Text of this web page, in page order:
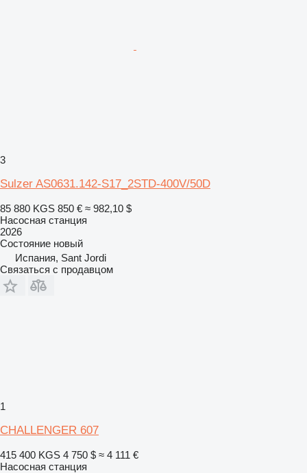
3
Sulzer AS0631.142-S17_2STD-400V/50D
85 880 KGS 850 € ≈ 982,10 $
Насосная станция
2026
Состояние новый
Испания, Sant Jordi
Связаться с продавцом
1
CHALLENGER 607
415 400 KGS 4 750 $ ≈ 4 111 €
Насосная станция